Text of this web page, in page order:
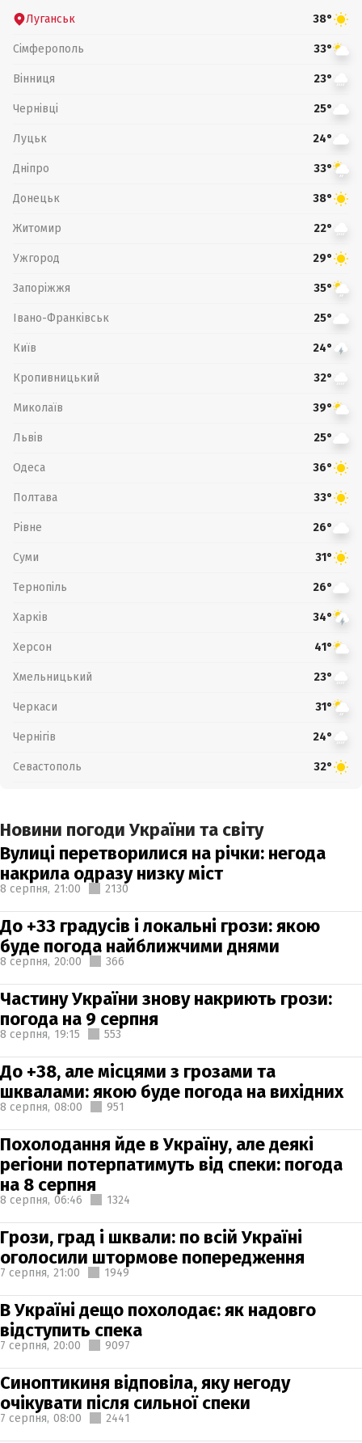
Луганськ 38°
Сімферополь 33°
Вінниця 23°
Чернівці 25°
Луцьк 24°
Дніпро 33°
Донецьк 38°
Житомир 22°
Ужгород 29°
Запоріжжя 35°
Івано-Франківськ 25°
Київ 24°
Кропивницький 32°
Миколаїв 39°
Львів 25°
Одеса 36°
Полтава 33°
Рівне 26°
Суми 31°
Тернопіль 26°
Харків 34°
Херсон 41°
Хмельницький 23°
Черкаси 31°
Чернігів 24°
Севастополь 32°
Новини погоди України та світу
Вулиці перетворилися на річки: негода
накрила одразу низку міст
8 серпня, 21:00 2130
До +33 градусів і локальні грози: якою
буде погода найближчими днями
8 серпня, 20:00 366
Частину України знову накриють грози:
погода на 9 серпня
8 серпня, 19:15 553
До +38, але місцями з грозами та
шквалами: якою буде погода на вихідних
8 серпня, 08:00 951
Похолодання йде в Україну, але деякі
регіони потерпатимуть від спеки: погода
на 8 серпня
8 серпня, 06:46 1324
Грози, град і шквали: по всій Україні
оголосили штормове попередження
7 серпня, 21:00 1949
В Україні дещо похолодає: як надовго
відступить спека
7 серпня, 20:00 9097
Синоптикиня відповіла, яку негоду
очікувати після сильної спеки
7 серпня, 08:00 2441